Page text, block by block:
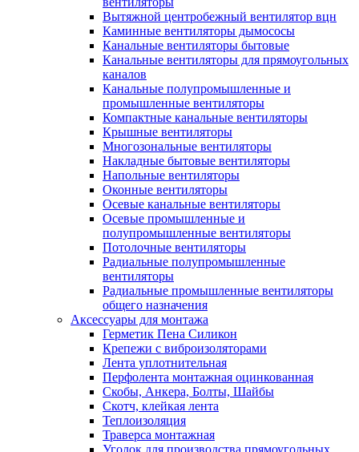
Вытяжной центробежный вентилятор вцн
Каминные вентиляторы дымососы
Канальные вентиляторы бытовые
Канальные вентиляторы для прямоугольных
каналов
Канальные полупромышленные и
промышленные вентиляторы
Компактные канальные вентиляторы
Крышные вентиляторы
Многозональные вентиляторы
Накладные бытовые вентиляторы
Напольные вентиляторы
Оконные вентиляторы
Осевые канальные вентиляторы
Осевые промышленные и
полупромышленные вентиляторы
Потолочные вентиляторы
Радиальные полупромышленные
вентиляторы
Радиальные промышленные вентиляторы
общего назначения
Аксессуары для монтажа
Герметик Пена Силикон
Крепежи с виброизоляторами
Лента уплотнительная
Перфолента монтажная оцинкованная
Скобы, Анкера, Болты, Шайбы
Скотч, клейкая лента
Теплоизоляция
Траверса монтажная
Уголок для производства прямоугольных